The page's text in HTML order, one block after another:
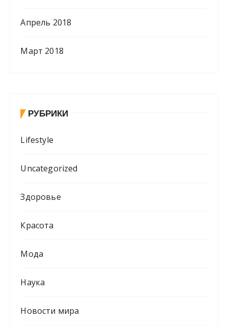
Апрель 2018
Март 2018
РУБРИКИ
Lifestyle
Uncategorized
Здоровье
Красота
Мода
Наука
Новости мира